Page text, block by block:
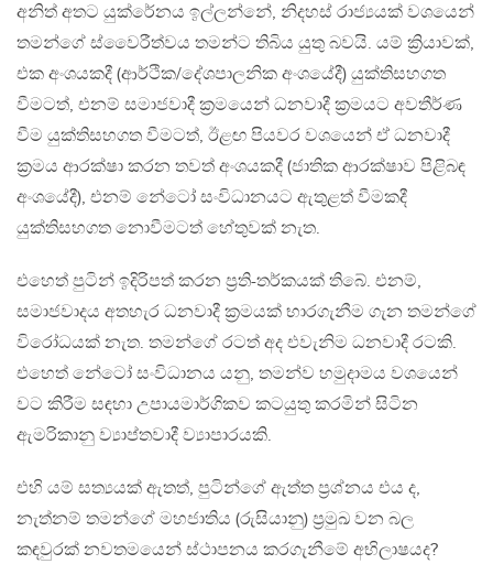
අනිත් අතට යුක්රේනය ඉල්ලන්නේ, නිදහස් රාජ්‍යයක් වශයෙන්
තමන්ගේ ස්වෛරීත්වය තමන්ට තිබිය යුතු බවයි. යම් ක්‍රියාවක්,
එක අංශයකදී (ආර්ථික/දේශපාලනික අංශයේදී) යුක්තිසහගත
වීමටත්, එනම් සමාජවාදී ක්‍රමයෙන් ධනවාදී ක්‍රමයට අවතීර්ණ
වීම යුක්තිසහගත වීමටත්, ඊළඟ පියවර වශයෙන් ඒ ධනවාදී
ක්‍රමය ආරක්ෂා කරන තවත් අංශයකදී (ජාතික ආරක්ෂාව පිළිබඳ
අංශයේදී), එනම් නේටෝ සංවිධානයට ඇතුළත් වීමකදී
යුක්තිසහගත නොවීමටත් හේතුවක් නැත.
එහෙත් පුටින් ඉදිරිපත් කරන ප්‍රති-තර්කයක් තිබේ. එනම්,
සමාජවාදය අතහැර ධනවාදී ක්‍රමයක් භාරගැනීම ගැන තමන්ගේ
විරෝධයක් නැත. තමන්ගේ රටත් අද එවැනිම ධනවාදී රටකි.
එහෙත් නේටෝ සංවිධානය යනු, තමන්ව හමුදාමය වශයෙන්
වට කිරීම සඳහා උපායමාර්ගිකව කටයුතු කරමින් සිටින
ඇමරිකානු ව්‍යාප්තවාදී ව්‍යාපාරයකි.
එහි යම් සත්‍යයක් ඇතත්, පුටින්ගේ ඇත්ත ප්‍රශ්නය එය ද,
නැත්නම් තමන්ගේ මහජාතිය (රුසියානු) ප්‍රමුඛ වන බල
කඳවුරක් නවතමයෙන් ස්ථාපනය කරගැනීමේ අභිලාෂයද?